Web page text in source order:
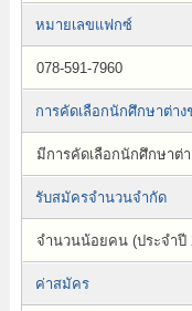
หมายเลขแฟกซ์
078-591-7960
การคัดเลือกนักศึกษาต่า
มีการคัดเลือกนักศึกษาต่
รับสมัครจำนวนจำกัด
จำนวนน้อยคน (ประจำปี
ค่าสมัคร